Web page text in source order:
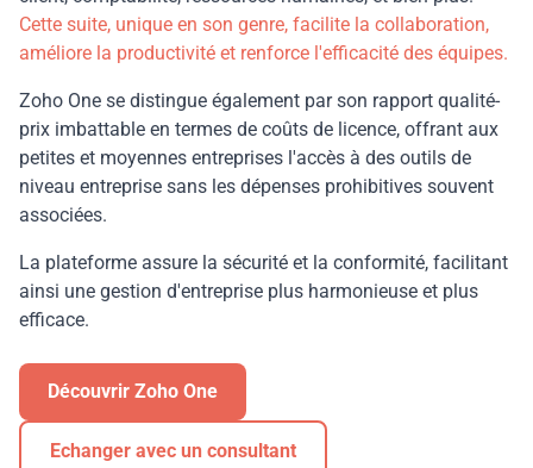
Cette suite, unique en son genre, facilite la collaboration,
améliore la productivité et renforce l'efficacité des équipes.
Zoho One se distingue également par son rapport qualité-
prix imbattable en termes de coûts de licence, offrant aux
petites et moyennes entreprises l'accès à des outils de
niveau entreprise sans les dépenses prohibitives souvent
associées.
La plateforme assure la sécurité et la conformité, facilitant
ainsi une gestion d'entreprise plus harmonieuse et plus
efficace.
Découvrir Zoho One
Echanger avec un consultant